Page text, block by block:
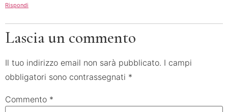
Rispondi
Lascia un commento
Il tuo indirizzo email non sarà pubblicato. I campi
obbligatori sono contrassegnati *
Commento *